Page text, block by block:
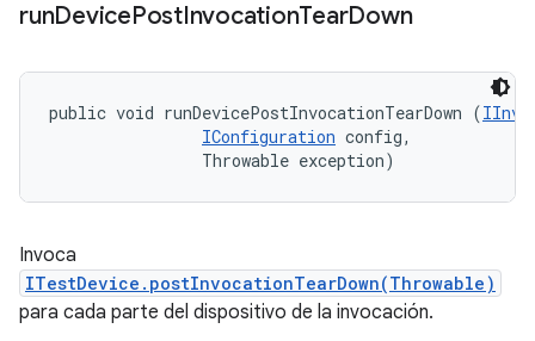
runDevicePostInvocationTearDown
public void runDevicePostInvocationTearDown (
IConfiguration config,
                Throwable exception)
Invoca
ITestDevice.postInvocationTearDown(Throwable)
para cada parte del dispositivo de la invocación.